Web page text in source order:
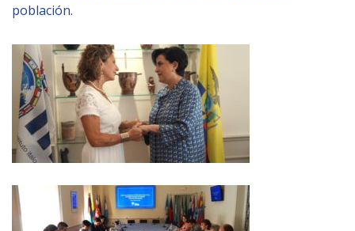
población.